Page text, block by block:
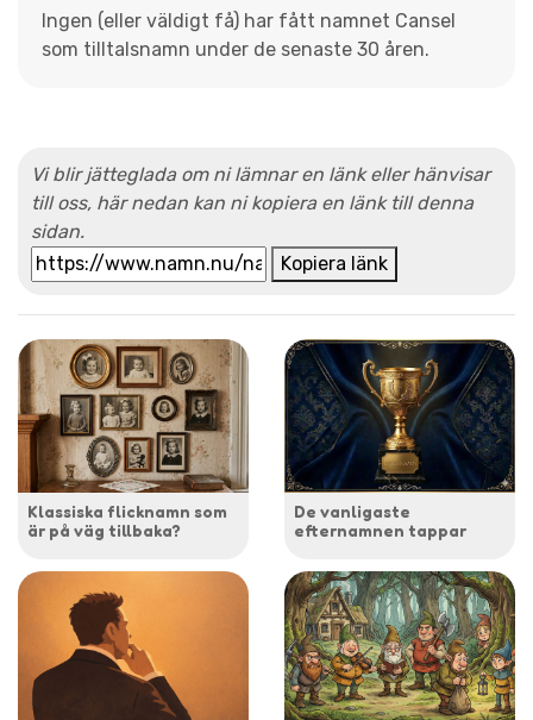
Ingen (eller väldigt få) har fått namnet Cansel
som tilltalsnamn under de senaste 30 åren.
Vi blir jätteglada om ni lämnar en länk eller hänvisar
till oss, här nedan kan ni kopiera en länk till denna
sidan.
Kopiera länk
Klassiska flicknamn som
är på väg tillbaka?
De vanligaste
efternamnen tappar